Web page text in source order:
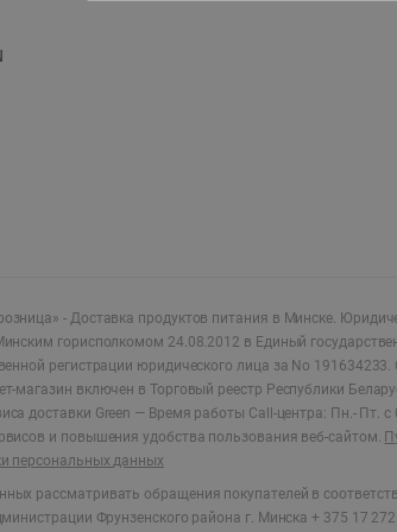
- Доставка продуктов питания в Минске.
горисполкомом 24.08.2012 в Единый
регистрации юридического лица за No 191634233.
магазин включен в Торговый реестр Республики
доставки Green — Время работы Call-центра: Пн.- Пт.
и повышения удобства пользования веб-сайтом.
персональных данных
рассматривать обращения покупателей в
Фрунзенского района г. Минска + 375 17